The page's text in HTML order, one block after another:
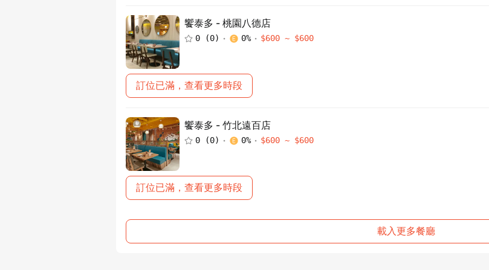
饗泰多 - 桃園八德店
0 (0) 0% $600 ~ $600
訂位已滿，查看更多時段
饗泰多 - 竹北遠百店
0 (0) 0% $600 ~ $600
訂位已滿，查看更多時段
載入更多餐廳